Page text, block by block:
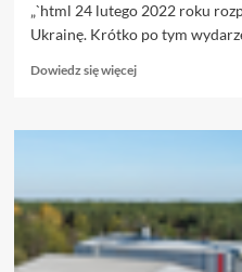
„`html 24 lutego 2022 roku
Ukrainę. Krótko po tym
Dowiedz się więcejDowiedz
o
rozpoczyna
się
proces